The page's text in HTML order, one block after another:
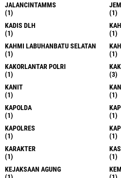
JALANCINTAMMS
(1)
(1)
KADIS DLH
(1)
(1)
KAHMI LABUHANBATU SELATAN
(1)
(1)
KAKORLANTAR POLRI
(1)
(3)
KANIT
(1)
(1)
KAPOLDA
(1)
(1)
KAPOLRES
(1)
(1)
KARAKTER
(1)
(1)
KEJAKSAAN AGUNG